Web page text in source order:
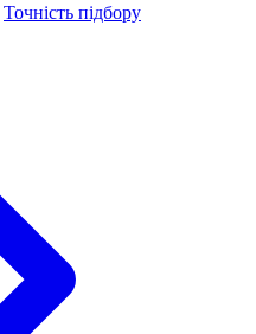
Точність підбору